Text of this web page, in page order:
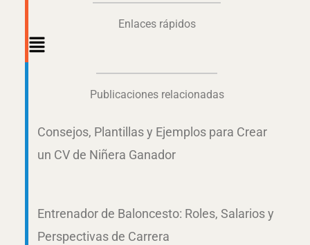
Enlaces rápidos
Main
Publicaciones relacionadas
Consejos, Plantillas y Ejemplos para Crear
un CV de Niñera Ganador
Entrenador de Baloncesto: Roles, Salarios y
Perspectivas de Carrera